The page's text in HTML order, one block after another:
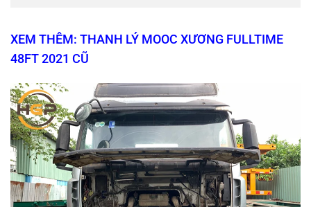
XEM THÊM: THANH LÝ MOOC XƯƠNG FULLTIME
48FT 2021 CŨ